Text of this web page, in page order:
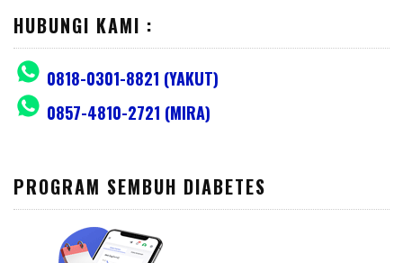
HUBUNGI KAMI :
0818-0301-8821 (YAKUT)
0857-4810-2721 (MIRA)
PROGRAM SEMBUH DIABETES